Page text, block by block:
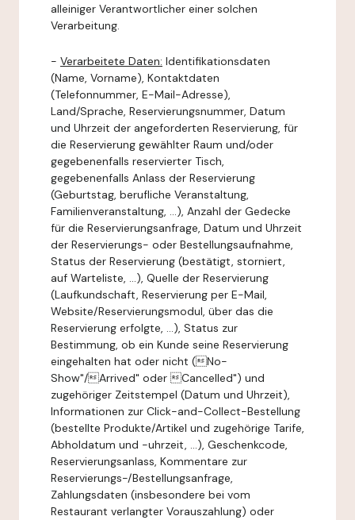
alleiniger Verantwortlicher einer solchen
Verarbeitung.
- Verarbeitete Daten: Identifikationsdaten
(Name, Vorname), Kontaktdaten
(Telefonnummer, E-Mail-Adresse),
Land/Sprache, Reservierungsnummer, Datum
und Uhrzeit der angeforderten Reservierung, für
die Reservierung gewählter Raum und/oder
gegebenenfalls reservierter Tisch,
gegebenenfalls Anlass der Reservierung
(Geburtstag, berufliche Veranstaltung,
Familienveranstaltung, ...), Anzahl der Gedecke
für die Reservierungsanfrage, Datum und Uhrzeit
der Reservierungs- oder Bestellungsaufnahme,
Status der Reservierung (bestätigt, storniert,
auf Warteliste, ...), Quelle der Reservierung
(Laufkundschaft, Reservierung per E-Mail,
Website/Reservierungsmodul, über das die
Reservierung erfolgte, ...), Status zur
Bestimmung, ob ein Kunde seine Reservierung
eingehalten hat oder nicht (No-
Show"/Arrived" oder Cancelled") und
zugehöriger Zeitstempel (Datum und Uhrzeit),
Informationen zur Click-and-Collect-Bestellung
(bestellte Produkte/Artikel und zugehörige Tarife,
Abholdatum und -uhrzeit, ...), Geschenkcode,
Reservierungsanlass, Kommentare zur
Reservierungs-/Bestellungsanfrage,
Zahlungsdaten (insbesondere bei vom
Restaurant verlangter Vorauszahlung) oder